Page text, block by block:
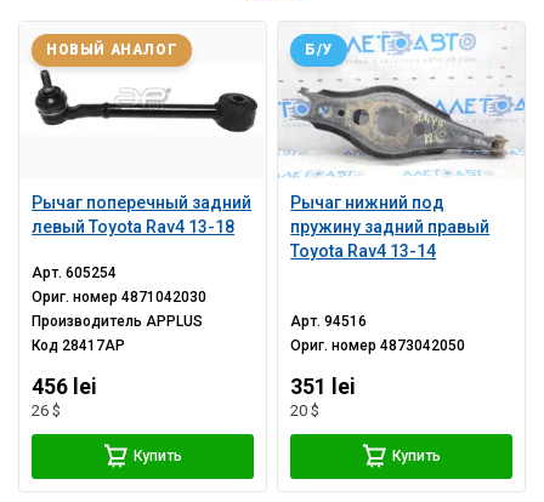
Рычаг поперечный задний
левый Toyota Rav4 13-18
НОВЫЙ АНАЛОГ
Арт.605254
Ориг. номер4871042030
ПроизводительAPPLUS
Код 28417AP
456 lei
26 $
Купить
Рычаг нижний под
пружину задний правый
Toyota Rav4 13-14
Б/У
Арт.94516
Ориг. номер4873042050
351 lei
20 $
Купить